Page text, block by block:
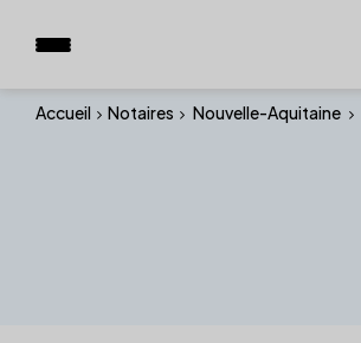
Accueil Notaires Nouvelle-Aquitaine